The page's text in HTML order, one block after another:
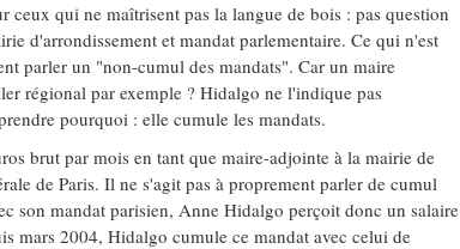
ceux qui ne maîtrisent pas la langue de bois : pas question
d'arrondissement et mandat parlementaire. Ce qui n'est
parler un "non-cumul des mandats". Car un maire
régional par exemple ? Hidalgo ne l'indique pas
pourquoi : elle cumule les mandats.
brut par mois en tant que maire-adjointe à la mairie de
de Paris. Il ne s'agit pas à proprement parler de cumul
son mandat parisien, Anne Hidalgo perçoit donc un salaire
mars 2004, Hidalgo cumule ce mandat avec celui de